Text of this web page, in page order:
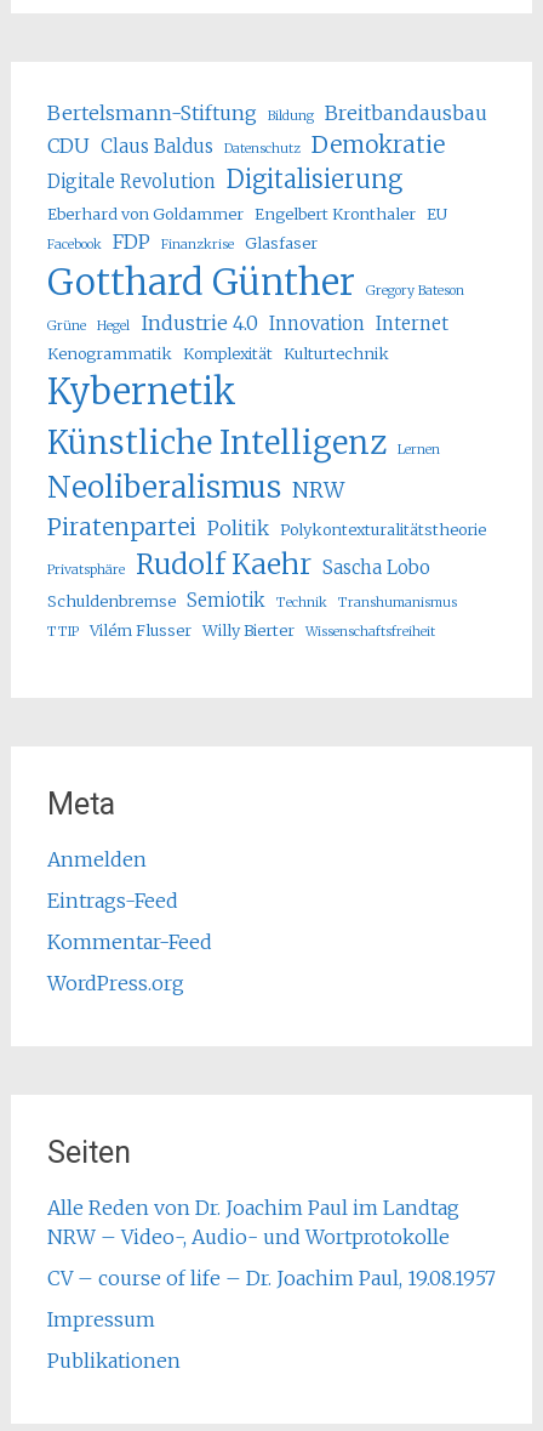
Bertelsmann-Stiftung Bildung
Breitbandausbau
CDU Claus Baldus Datenschutz Demokratie
Digitale Revolution Digitalisierung
Eberhard von Goldammer Engelbert Kronthaler EU
Facebook FDP Finanzkrise Glasfaser
Gotthard Günther Gregory Bateson
Grüne Hegel Industrie 4.0 Innovation Internet
Kenogrammatik Komplexität Kulturtechnik
Kybernetik
Künstliche Intelligenz Lernen
Neoliberalismus NRW
Piratenpartei Politik Polykontexturalitätstheorie
Privatsphäre Rudolf Kaehr Sascha Lobo
Schuldenbremse Semiotik Technik
Transhumanismus
TTIP
Vilém Flusser Willy Bierter Wissenschaftsfreiheit
Meta
Anmelden
Eintrags-Feed
Kommentar-Feed
WordPress.org
Seiten
Alle Reden von Dr. Joachim Paul im Landtag
NRW – Video-, Audio- und Wortprotokolle
CV – course of life – Dr. Joachim Paul, 19.08.1957
Impressum
Publikationen